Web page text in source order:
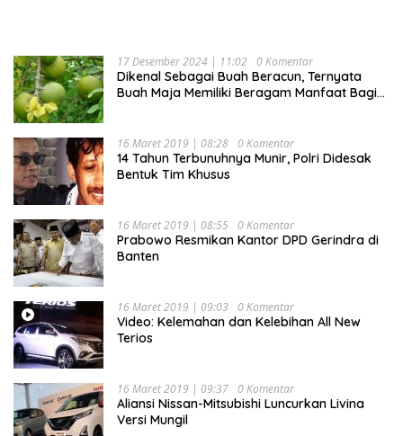
17 Desember 2024 | 11:02 0 Komentar
Dikenal Sebagai Buah Beracun, Ternyata
Buah Maja Memiliki Beragam Manfaat Bagi
16 Maret 2019 | 08:28 0 Komentar
14 Tahun Terbunuhnya Munir, Polri Didesak
Bentuk Tim Khusus
16 Maret 2019 | 08:55 0 Komentar
Prabowo Resmikan Kantor DPD Gerindra di
Banten
16 Maret 2019 | 09:03 0 Komentar
Video: Kelemahan dan Kelebihan All New
Terios
16 Maret 2019 | 09:37 0 Komentar
Aliansi Nissan-Mitsubishi Luncurkan Livina
Versi Mungil